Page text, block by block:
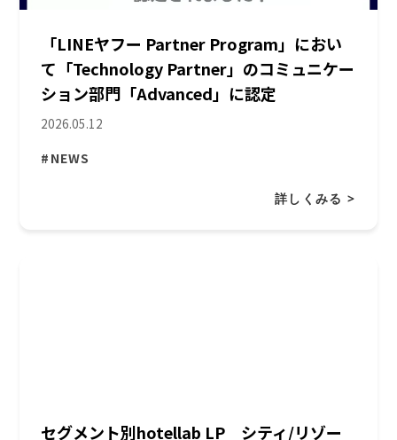
「LINEヤフー Partner Program」におい
て「Technology Partner」のコミュニケー
ション部門「Advanced」に認定
2026.05.12
#NEWS
詳しくみる >
セグメント別hotellab LP シティ/リゾー